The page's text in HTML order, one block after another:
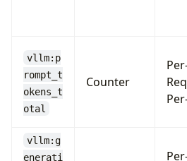
vllm:p
rompt_t
okens_t
otal
Counter
vllm:g
enerati